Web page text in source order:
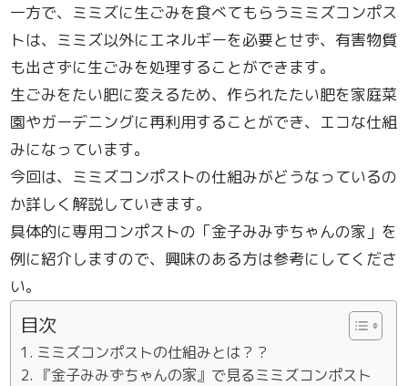
一方で、ミミズに生ごみを食べてもらうミミズコンポス
トは、ミミズ以外にエネルギーを必要とせず、有害物質
も出さずに生ごみを処理することができます。
生ごみをたい肥に変えるため、作られたたい肥を家庭菜
園やガーデニングに再利用することができ、エコな仕組
みになっています。
今回は、ミミズコンポストの仕組みがどうなっているの
か詳しく解説していきます。
具体的に専用コンポストの「金子みみずちゃんの家」を
例に紹介しますので、興味のある方は参考にしてくださ
い。
目次
ミミズコンポストの仕組みとは？？
『金子みみずちゃんの家』で見るミミズコンポスト